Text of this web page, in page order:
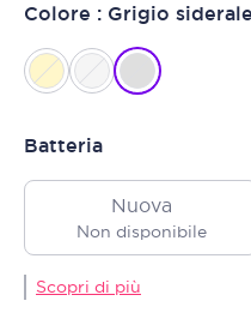
Colore : Grigio siderale
Batteria
Nuova
Non disponibile
Scopri di più